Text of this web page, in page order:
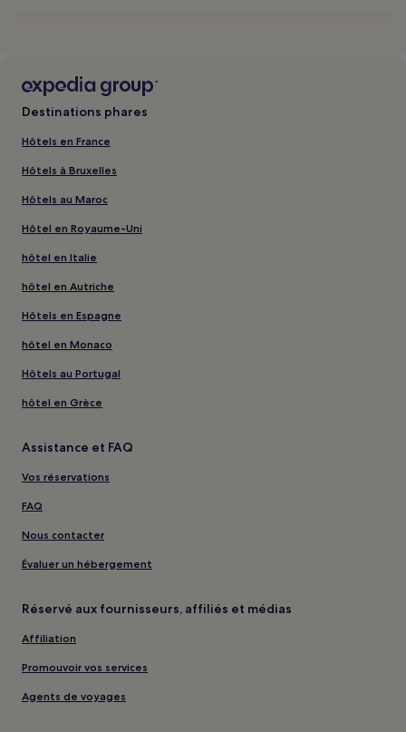
Destinations phares
Hôtels en France
Hôtels à Bruxelles
Hôtels au Maroc
Hôtel en Royaume-Uni
hôtel en Italie
hôtel en Autriche
Hôtels en Espagne
hôtel en Monaco
Hôtels au Portugal
hôtel en Grèce
Assistance et FAQ
Vos réservations
FAQ
Nous contacter
Évaluer un hébergement
Réservé aux fournisseurs, affiliés et médias
Affiliation
Promouvoir vos services
Agents de voyages